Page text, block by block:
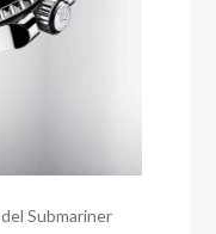
Submariner